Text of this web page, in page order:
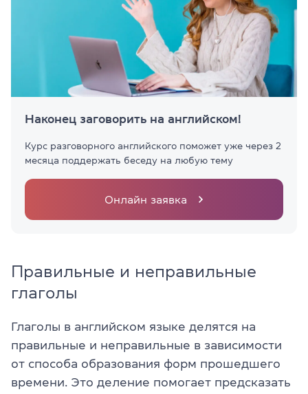
Наконец заговорить на английском!
Курс разговорного английского поможет уже через 2
месяца поддержать беседу на любую тему
Онлайн заявка
Правильные и неправильные
глаголы
Глаголы в английском языке делятся на
правильные и неправильные в зависимости
от способа образования форм прошедшего
времени. Это деление помогает предсказать